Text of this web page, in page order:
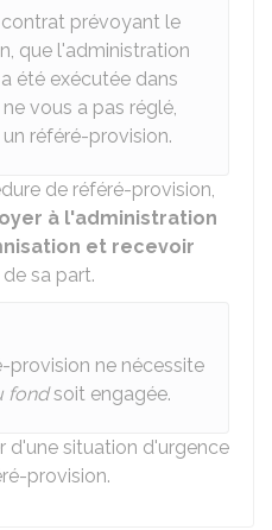
prévoyant le
que l'administration
été exécutée dans
vous a pas réglé,
référé-provision.
de référé-provision,
à l'administration
et recevoir
de sa part.
provision ne nécessite
fondsoit engagée.
d'une situation d'urgence
provision.